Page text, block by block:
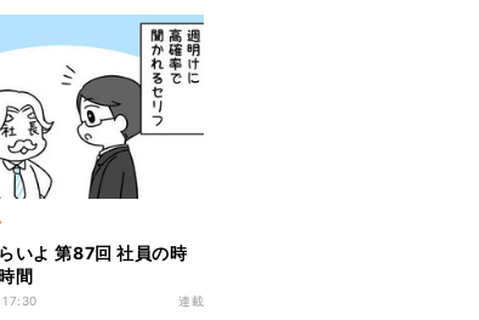
いよ 第87回 社員の時
間
連載